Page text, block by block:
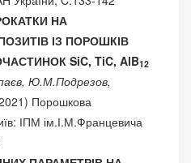
НА
ІЗ ПОРОШКІВ
SiC, TiC, AlB12
Ю.М.Подрезов,
Порошкова
ІПМ ім.І.М.Францевича